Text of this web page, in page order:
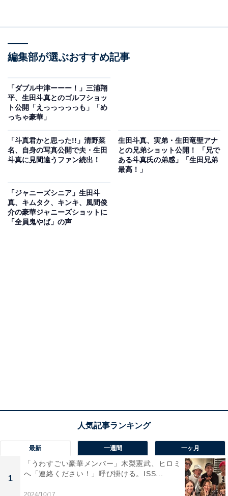
編集部が選ぶおすすめ記事
「ダブル中津ーーー！」三浦翔
平、生田斗真とのゴルフショッ
ト公開「えっっっっっも」「め
っちゃ豪華」
「斗真君かと思った!!」清野菜
名、自身の写真公開で夫・生田
斗真に見間違うファン続出！
生田斗真、実弟・生田竜聖アナ
との兄弟ショット公開！ 「兄で
ある斗真氏の弟感」「生田兄弟
最高！」
「ジャニーズシニア」生田斗
真、キムタク、キンキ、風間俊
介の豪華ジャニーズショットに
「全員鬼やば」の声
最新 一週間 一ヶ月
1
「うわすごい豪華メンバー」木梨憲武、ヒロミ
へ「連絡ください！」呼び掛ける。ISS...